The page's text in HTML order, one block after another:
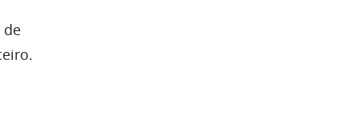
de